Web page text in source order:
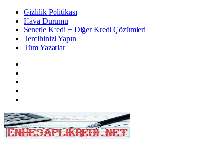
Gizlilik Politikası
Hava Durumu
Senetle Kredi + Diğer Kredi Çözümleri
Tercihinizi Yapın
Tüm Yazarlar